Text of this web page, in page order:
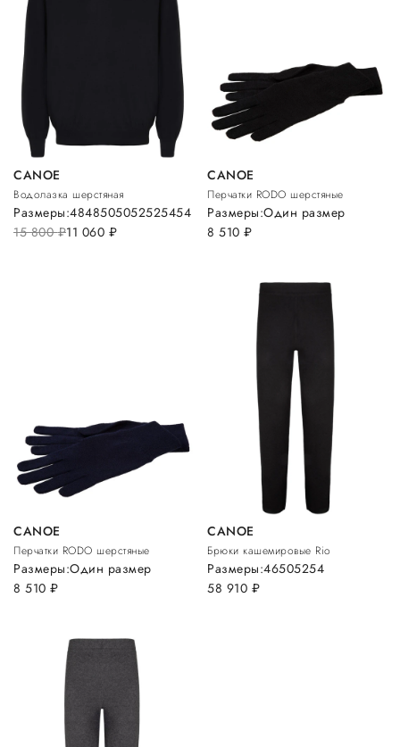
CANOE
Водолазка шерстяная
15 800руб.11 060 руб.
Размеры:4848505052525454
CANOE
Перчатки RODO шерстяные
8 510руб.
Размеры:Один размер
CANOE
Перчатки RODO шерстяные
8 510 руб.
Размеры:Один размер
CANOE
Брюки кашемировые Rio
58 910 руб.
Размеры:46505254